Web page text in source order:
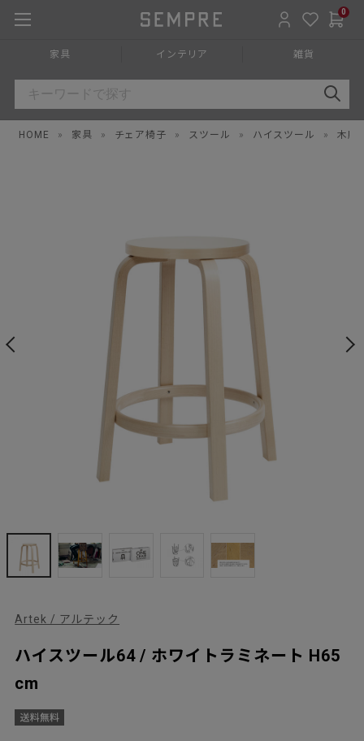
0
家具 インテリア 雑貨
HOME » 家具 » チェア椅子 » スツール » ハイスツール » 木脚
Artek / アルテック
ハイスツール64 / ホワイトラミネート H65
cm